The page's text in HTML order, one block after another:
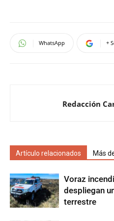
WhatsApp +
Redacción
Artículo relacionados Más
Voraz
despliegan
terrestre